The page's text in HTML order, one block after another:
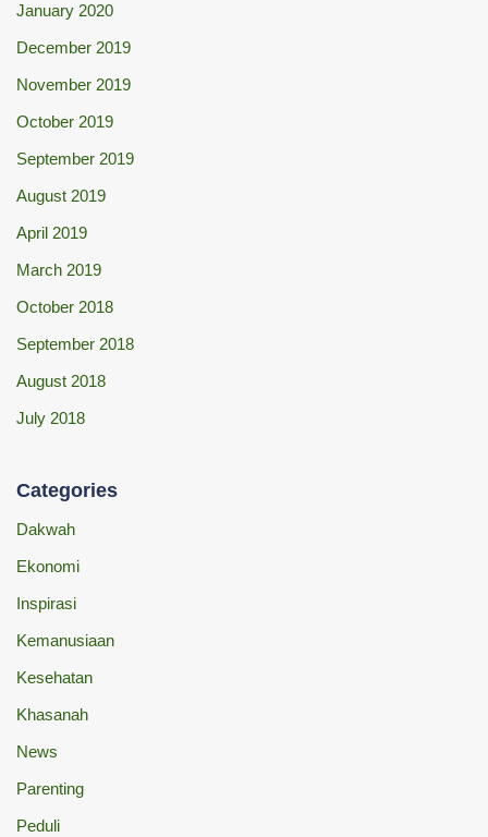
January 2020
December 2019
November 2019
October 2019
September 2019
August 2019
April 2019
March 2019
October 2018
September 2018
August 2018
July 2018
Categories
Dakwah
Ekonomi
Inspirasi
Kemanusiaan
Kesehatan
Khasanah
News
Parenting
Peduli